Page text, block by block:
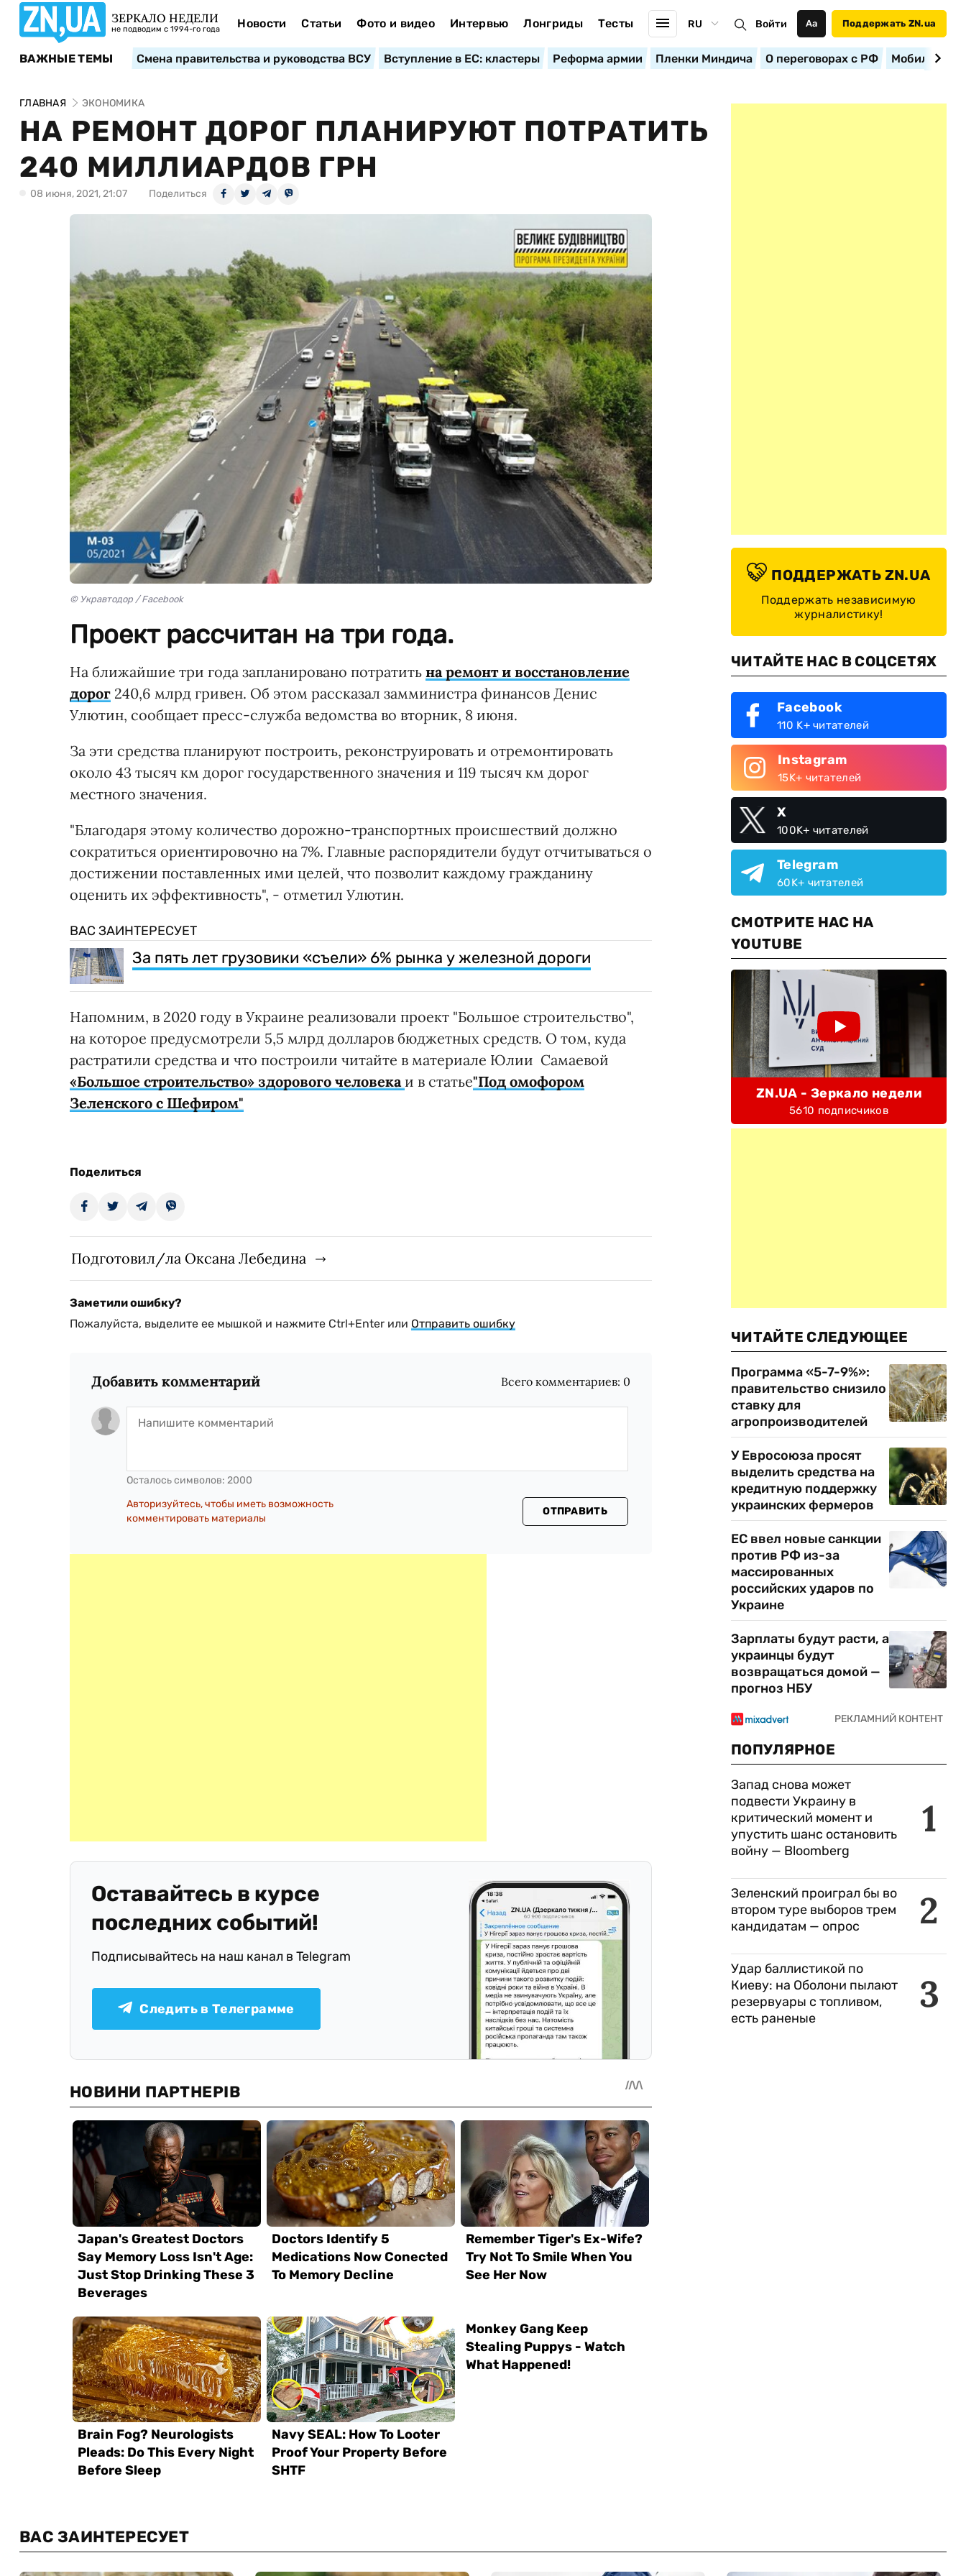
ЗЕРКАЛО НЕДЕЛИ
не подводим с 1994-го года Новости Статьи Фото и видео Интервью Лонгриды Тесты RU Войти Аа Поддержать ZN.ua
ВАЖНЫЕ ТЕМЫ Смена правительства и руководства ВСУ Вступление в ЕС: кластеры Реформа армии Пленки Миндича О переговорах с РФ
ГЛАВНАЯ ЭКОНОМИКА
НА РЕМОНТ ДОРОГ ПЛАНИРУЮТ ПОТРАТИТЬ
240 МИЛЛИАРДОВ ГРН
08 июня, 2021, 21:07 Поделиться
© Укравтодор / Facebook
Проект рассчитан на три года.
На ближайшие три года запланировано потратить на ремонт и восстановление
дорог 240,6 млрд гривен. Об этом рассказал замминистра финансов Денис
Улютин, сообщает пресс-служба ведомства во вторник, 8 июня.
За эти средства планируют построить, реконструировать и отремонтировать
около 43 тысяч км дорог государственного значения и 119 тысяч км дорог
местного значения.
"Благодаря этому количество дорожно-транспортных происшествий должно
сократиться ориентировочно на 7%. Главные распорядители будут отчитываться о
достижении поставленных ими целей, что позволит каждому гражданину
оценить их эффективность", - отметил Улютин.
ВАС ЗАИНТЕРЕСУЕТ
За пять лет грузовики «съели» 6% рынка у железной дороги
Напомним, в 2020 году в Украине реализовали проект "Большое строительство",
на которое предусмотрели 5,5 млрд долларов бюджетных средств. О том, куда
растратили средства и что построили читайте в материале Юлии Самаевой
«Большое строительство» здорового человека и в статье"Под омофором
Зеленского с Шефиром"
Поделиться
Подготовил/ла Оксана Лебедина
Заметили ошибку?
Пожалуйста, выделите ее мышкой и нажмите Ctrl+Enter или Отправить ошибку
Добавить комментарий Всего комментариев: 0
Осталось символов: 2000
Авторизуйтесь, чтобы иметь возможность
комментировать материалы
ОТПРАВИТЬ
Оставайтесь в курсе
последних событий!
Подписывайтесь на наш канал в Telegram
Следить в Телеграмме
ПОДДЕРЖАТЬ ZN.UA
Поддержать независимую
журналистику!
ЧИТАЙТЕ НАС В СОЦСЕТЯХ
Facebook
110 K+ читателей
Instagram
15K+ читателей
X
100K+ читателей
Telegram
60K+ читателей
СМОТРИТЕ НАС НА
YOUTUBE
ZN.UA - Зеркало недели
5610 подписчиков
ЧИТАЙТЕ СЛЕДУЮЩЕЕ
Программа «5-7-9%»:
правительство снизило
ставку для
агропроизводителей
У Евросоюза просят
выделить средства на
кредитную поддержку
украинских фермеров
ЕС ввел новые санкции
против РФ из-за
массированных
российских ударов по
Украине
Зарплаты будут расти, а
украинцы будут
возвращаться домой —
прогноз НБУ
ПОПУЛЯРНОЕ
1
Запад снова может
подвести Украину в
критический момент и
упустить шанс остановить
войну — Bloomberg
2
Зеленский проиграл бы во
втором туре выборов трем
кандидатам — опрос
3
Удар баллистикой по
Киеву: на Оболони пылают
резервуары с топливом,
есть раненые
ВАС ЗАИНТЕРЕСУЕТ